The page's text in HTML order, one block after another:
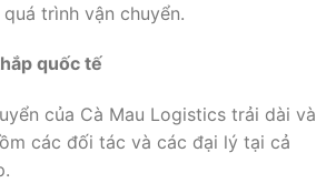
trình vận chuyển.
quốc tế
của Cà Mau Logistics trải dài và
các đối tác và các đại lý tại cả